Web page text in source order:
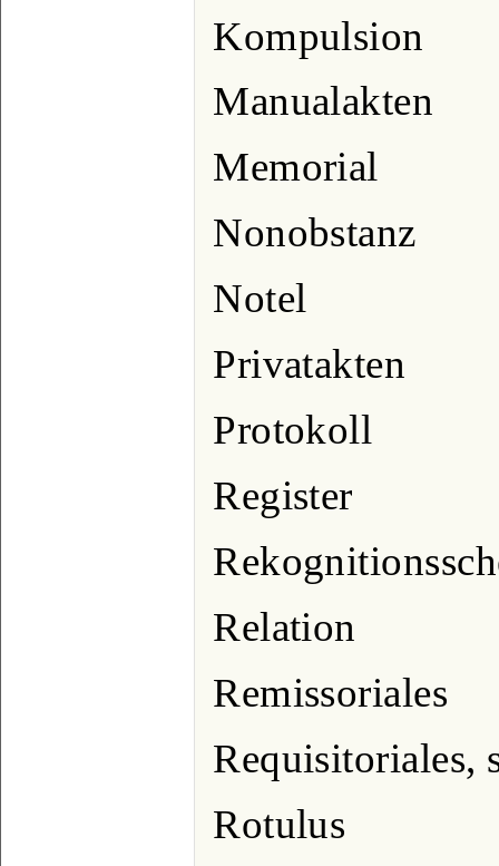
Kompulsion
Manualakten
Memorial
Nonobstanz
Notel
Privatakten
Protokoll
Register
Relation
Remissoriales
Requisitoriales,
Rotulus